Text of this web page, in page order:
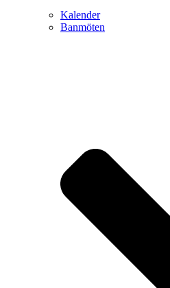
Kalender
Banmöten